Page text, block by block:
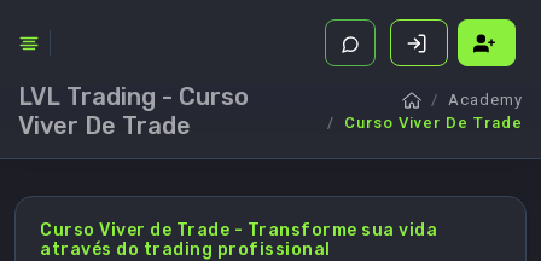
LVL Trading - Curso
Viver De Trade
Academy
Curso Viver De Trade
Curso Viver de Trade - Transforme sua vida
através do trading profissional